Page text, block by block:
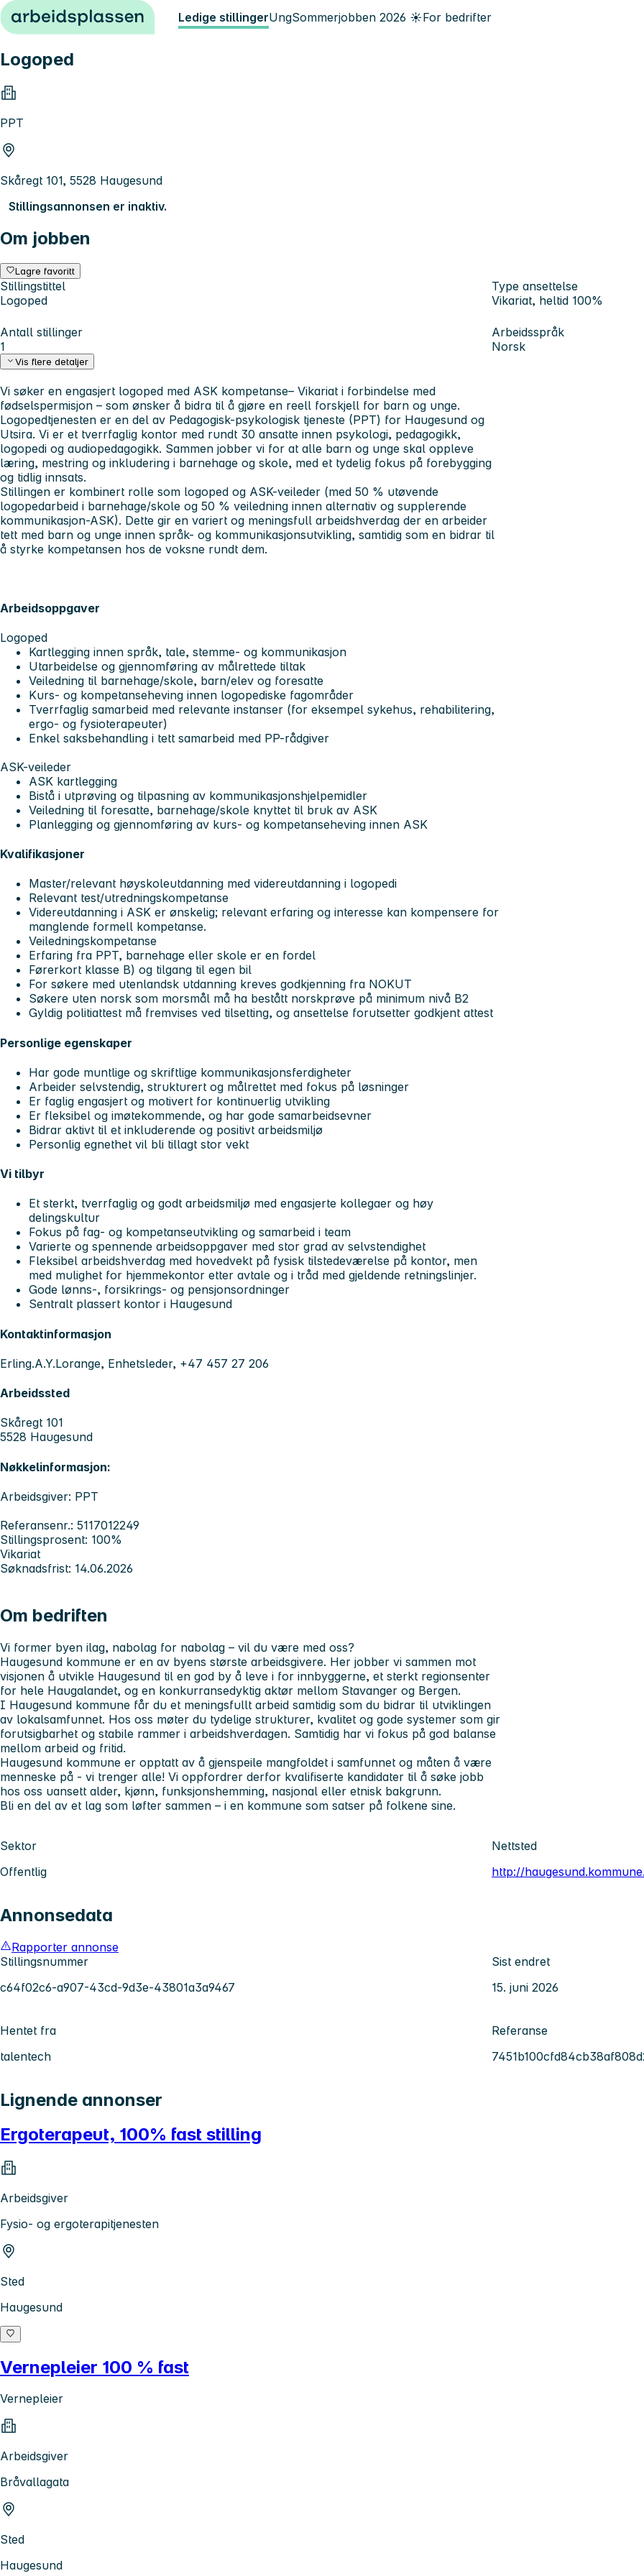
Hopp til innhold Ledige stillingerUngSommerjobben 2026 ☀️For bedrifter
Logoped
PPT
Skåregt 101, 5528 Haugesund
Stillingsannonsen er inaktiv.
Om jobben
Lagre favoritt
Stillingstittel
Logoped
Type ansettelse
Vikariat, heltid 100%
Antall stillinger
1
Arbeidsspråk
Norsk
Vis flere detaljer
Vi søker en engasjert logoped med ASK kompetanse– Vikariat i forbindelse med
fødselspermisjon – som ønsker å bidra til å gjøre en reell forskjell for barn og unge.
Logopedtjenesten er en del av Pedagogisk-psykologisk tjeneste (PPT) for Haugesund og
Utsira. Vi er et tverrfaglig kontor med rundt 30 ansatte innen psykologi, pedagogikk,
logopedi og audiopedagogikk. Sammen jobber vi for at alle barn og unge skal oppleve
læring, mestring og inkludering i barnehage og skole, med et tydelig fokus på forebygging
og tidlig innsats.
Stillingen er kombinert rolle som logoped og ASK-veileder (med 50 % utøvende
logopedarbeid i barnehage/skole og 50 % veiledning innen alternativ og supplerende
kommunikasjon-ASK). Dette gir en variert og meningsfull arbeidshverdag der en arbeider
tett med barn og unge innen språk- og kommunikasjonsutvikling, samtidig som en bidrar til
å styrke kompetansen hos de voksne rundt dem.
Arbeidsoppgaver
Logoped
Kartlegging innen språk, tale, stemme- og kommunikasjon
Utarbeidelse og gjennomføring av målrettede tiltak
Veiledning til barnehage/skole, barn/elev og foresatte
Kurs- og kompetanseheving innen logopediske fagområder
Tverrfaglig samarbeid med relevante instanser (for eksempel sykehus, rehabilitering,
ergo- og fysioterapeuter)
Enkel saksbehandling i tett samarbeid med PP-rådgiver
ASK-veileder
ASK kartlegging
Bistå i utprøving og tilpasning av kommunikasjonshjelpemidler
Veiledning til foresatte, barnehage/skole knyttet til bruk av ASK
Planlegging og gjennomføring av kurs- og kompetanseheving innen ASK
Kvalifikasjoner
Master/relevant høyskoleutdanning med videreutdanning i logopedi
Relevant test/utredningskompetanse
Videreutdanning i ASK er ønskelig; relevant erfaring og interesse kan kompensere for
manglende formell kompetanse.
Veiledningskompetanse
Erfaring fra PPT, barnehage eller skole er en fordel
Førerkort klasse B) og tilgang til egen bil
For søkere med utenlandsk utdanning kreves godkjenning fra NOKUT
Søkere uten norsk som morsmål må ha bestått norskprøve på minimum nivå B2
Gyldig politiattest må fremvises ved tilsetting, og ansettelse forutsetter godkjent attest
Personlige egenskaper
Har gode muntlige og skriftlige kommunikasjonsferdigheter
Arbeider selvstendig, strukturert og målrettet med fokus på løsninger
Er faglig engasjert og motivert for kontinuerlig utvikling
Er fleksibel og imøtekommende, og har gode samarbeidsevner
Bidrar aktivt til et inkluderende og positivt arbeidsmiljø
Personlig egnethet vil bli tillagt stor vekt
Vi tilbyr
Et sterkt, tverrfaglig og godt arbeidsmiljø med engasjerte kollegaer og høy
delingskultur
Fokus på fag- og kompetanseutvikling og samarbeid i team
Varierte og spennende arbeidsoppgaver med stor grad av selvstendighet
Fleksibel arbeidshverdag med hovedvekt på fysisk tilstedeværelse på kontor, men
med mulighet for hjemmekontor etter avtale og i tråd med gjeldende retningslinjer.
Gode lønns-, forsikrings- og pensjonsordninger
Sentralt plassert kontor i Haugesund
Kontaktinformasjon
Erling.A.Y.Lorange, Enhetsleder, +47 457 27 206
Arbeidssted
Skåregt 101
5528 Haugesund
Nøkkelinformasjon:
Arbeidsgiver: PPT
Referansenr.: 5117012249
Stillingsprosent: 100%
Vikariat
Søknadsfrist: 14.06.2026
Om bedriften
Vi former byen ilag, nabolag for nabolag – vil du være med oss?
Haugesund kommune er en av byens største arbeidsgivere. Her jobber vi sammen mot
visjonen å utvikle Haugesund til en god by å leve i for innbyggerne, et sterkt regionsenter
for hele Haugalandet, og en konkurransedyktig aktør mellom Stavanger og Bergen.
I Haugesund kommune får du et meningsfullt arbeid samtidig som du bidrar til utviklingen
av lokalsamfunnet. Hos oss møter du tydelige strukturer, kvalitet og gode systemer som gir
forutsigbarhet og stabile rammer i arbeidshverdagen. Samtidig har vi fokus på god balanse
mellom arbeid og fritid.
Haugesund kommune er opptatt av å gjenspeile mangfoldet i samfunnet og måten å være
menneske på - vi trenger alle! Vi oppfordrer derfor kvalifiserte kandidater til å søke jobb
hos oss uansett alder, kjønn, funksjonshemming, nasjonal eller etnisk bakgrunn.
Bli en del av et lag som løfter sammen – i en kommune som satser på folkene sine.
Sektor
Offentlig
Nettsted
http://
Annonsedata
Rapporter annonse
Stillingsnummer
c64f02c6-a907-43cd-9d3e-43801a3a9467
Sist endret
15. juni 2026
Hentet fra
talentech
Referanse
Lignende annonser
Ergoterapeut, 100% fast stilling
Arbeidsgiver
Fysio- og ergoterapitjenesten
Sted
Haugesund
Vernepleier 100 % fast
Vernepleier
Arbeidsgiver
Bråvallagata
Sted
Haugesund